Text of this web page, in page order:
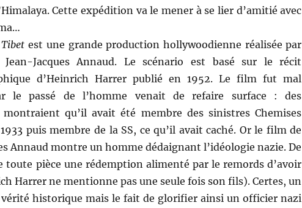
Cette expédition va le mener à se lier d’amitié avec
est une grande production hollywoodienne réalisée par
Jacques Annaud. Le scénario est basé sur le récit
d’Heinrich Harrer publié en 1952. Le film fut mal
le passé de l’homme venait de refaire surface : des
montraient qu’il avait été membre des sinistres Chemises
puis membre de la SS, ce qu’il avait caché. Or le film de
Annaud montre un homme dédaignant l’idéologie nazie. De
pièce une rédemption alimenté par le remords d’avoir
Harrer ne mentionne pas une seule fois son fils). Certes, un
historique mais le fait de glorifier ainsi un officier nazi